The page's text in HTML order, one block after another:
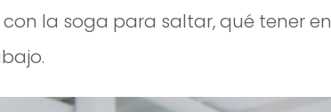
la soga para saltar, qué tener en